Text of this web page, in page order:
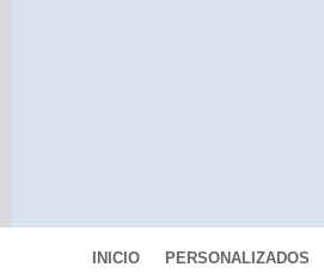
INICIO PERSONALIZADOS